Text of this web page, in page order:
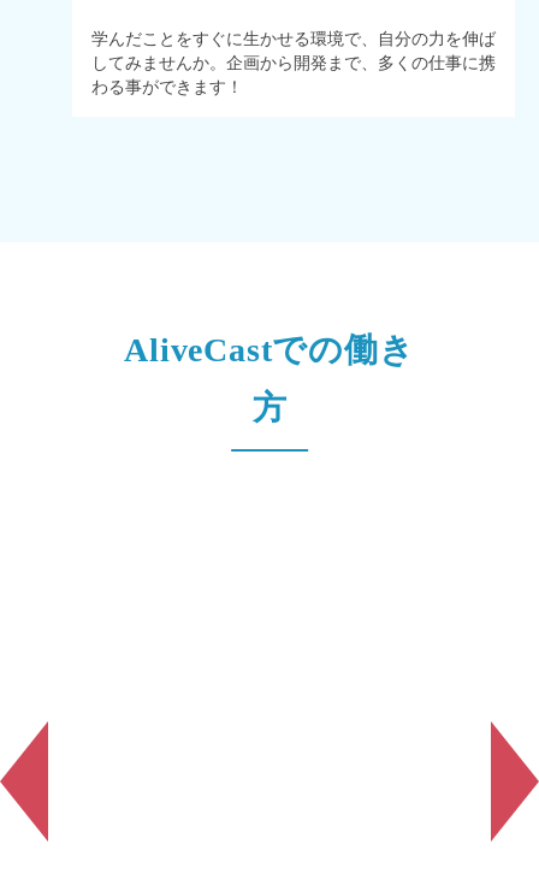
学んだことをすぐに生かせる環境で、自分の力を伸ば
してみませんか。企画から開発まで、多くの仕事に携
わる事ができます！
AliveCastでの働き
方